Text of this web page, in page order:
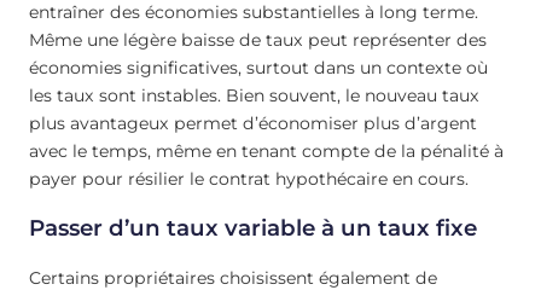
entraîner des économies substantielles à long terme.
Même une légère baisse de taux peut représenter des
économies significatives, surtout dans un contexte où
les taux sont instables. Bien souvent, le nouveau taux
plus avantageux permet d’économiser plus d’argent
avec le temps, même en tenant compte de la pénalité à
payer pour résilier le contrat hypothécaire en cours.
Passer d’un taux variable à un taux fixe
Certains propriétaires choisissent également de